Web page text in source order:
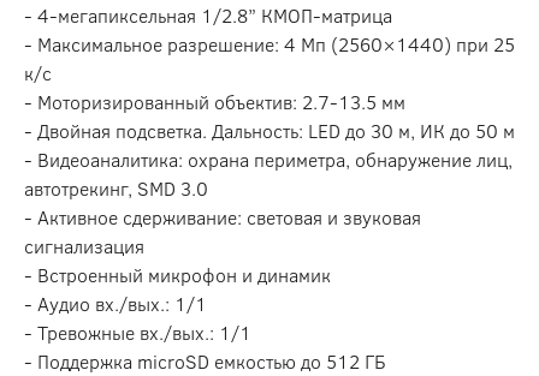
- 4-мегапиксельная 1/2.8” КМОП-матрица
- Максимальное разрешение: 4 Мп (2560×1440) при 25
к/с
- Моторизированный объектив: 2.7-13.5 мм
- Двойная подсветка. Дальность: LED до 30 м, ИК до 50 м
- Видеоаналитика: охрана периметра, обнаружение лиц,
автотрекинг, SMD 3.0
- Активное сдерживание: световая и звуковая
сигнализация
- Встроенный микрофон и динамик
- Аудио вх./вых.: 1/1
- Тревожные вх./вых.: 1/1
- Поддержка microSD емкостью до 512 ГБ